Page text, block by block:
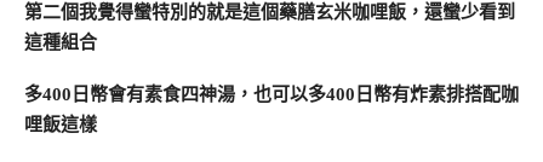
第二個我覺得蠻特別的就是這個藥膳玄米咖哩飯，還蠻少看到
這種組合
多400日幣會有素食四神湯，也可以多400日幣有炸素排搭配咖
哩飯這樣